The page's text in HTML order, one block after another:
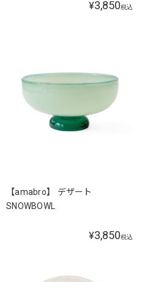
¥3,850税込
【amabro】 デザート
SNOWBOWL
¥3,850税込